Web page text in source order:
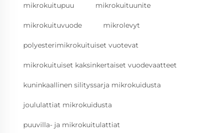
mikrokuitupuu mikrokuituunite
mikrokuituvuode mikrolevyt
polyesterimikrokuituiset vuotevat
mikrokuituiset kaksinkertaiset vuodevaatteet
kuninkaallinen silityssarja mikrokuidusta
joululattiat mikrokuidusta
puuvilla- ja mikrokuitulattiat